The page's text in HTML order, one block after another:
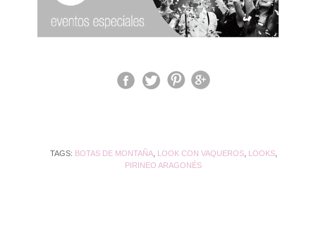
TAGS: BOTAS DE MONTAÑA, LOOK CON VAQUEROS, LOOKS,
PIRINEO ARAGONÉS